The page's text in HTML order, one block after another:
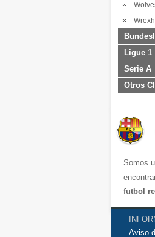
Ligue 1
Serie A
Otros
Somos
futbol
Aviso